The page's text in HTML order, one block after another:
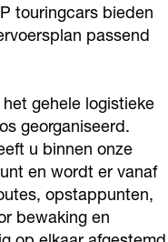
touringcars bieden
passend
gehele logistieke
georganiseerd.
u binnen onze
en wordt er vanaf
opstappunten,
bewaking en